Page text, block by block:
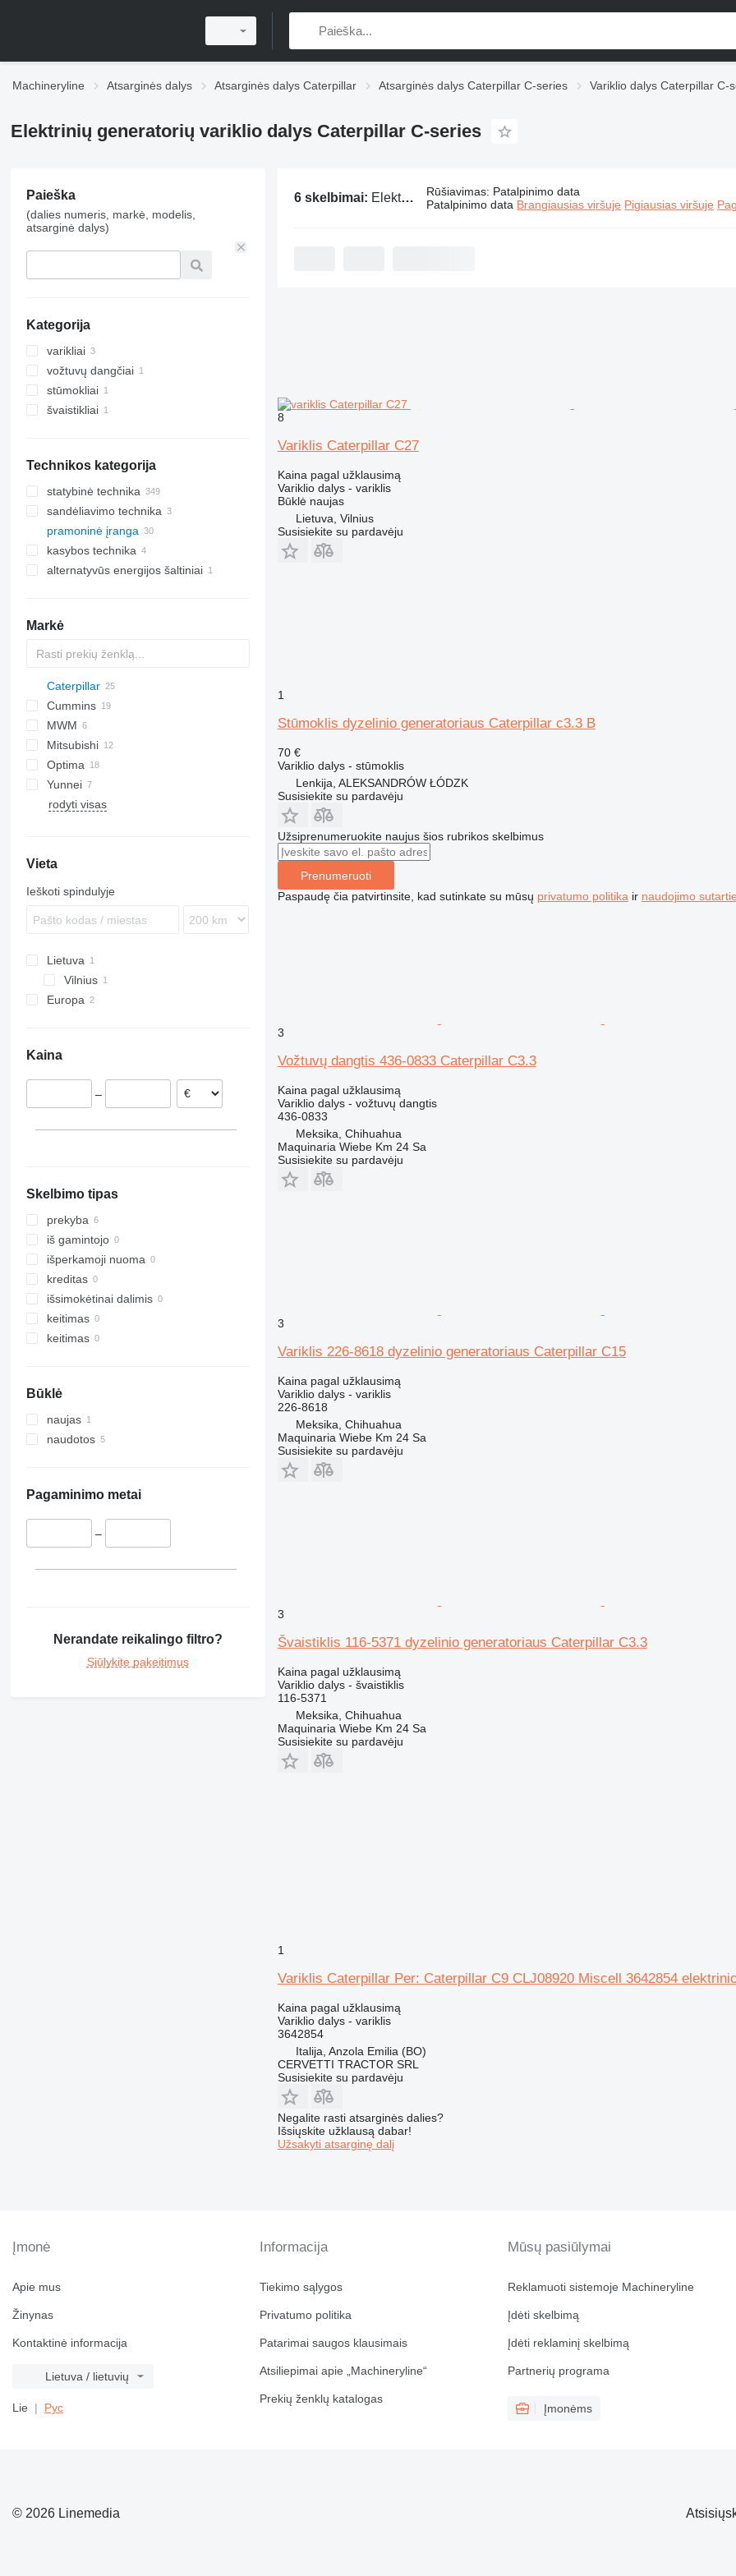
Machineryline Atsarginės dalys Atsarginės dalys Caterpillar Atsarginės dalys Caterpillar C-series Variklio dalys Caterpillar C-
Elektrinių generatorių variklio dalys Caterpillar C-series
Paieška
(dalies numeris, markė, modelis,
atsarginė dalys)
Kategorija
varikliai
vožtuvų dangčiai
stūmokliai
švaistikliai
Technikos kategorija
statybinė technika
ekskavatoriai
ekskavatoriai-krautuvai
midi ekskavatoriai
mini ekskavatoriai
kranai
betonavimo technika
betonvežiai
žemės darbų technika
teleskopiniai frontaliniai
krautuvai
vikšriniai krautuvai
vikšriniai minikrautuvai
sandėliavimo technika
šakiniai krautuvai
dyzeliniai krautuvai
teleskopiniai krautuvai
pramoninė įranga
elektriniai generatoriai
dyzeliniai generatoriai
kita pramoninė įranga
kasybos technika
smėlio karjerų technika
alternatyvūs energijos šaltiniai
Markė
XRHS
XRVS
Caterpillar
C-series
G-series
GP
Cummins
KTA
MWM
Mitsubishi
Optima
Yunnei
rodyti visas
Vieta
Ieškoti spindulyje
Lietuva
Vilnius
Europa
Kaina
–
Skelbimo tipas
prekyba
iš gamintojo
išperkamoji nuoma
kreditas
išsimokėtinai dalimis
keitimas
keitimas
Būklė
naujas
naudotos
Pagaminimo metai
–
Nerandate reikalingo filtro?
Siūlykite pakeitimus
6 skelbimai: Elektrinių generatorių variklio dalys Caterpillar C-series Rūšiavimas: Patalpinimo data
Patalpinimo data Brangiausias viršuje Pigiausias viršuje
8
Variklis Caterpillar C27
Kaina pagal užklausimą
Variklio dalys - variklis
Būklėnaujas
Lietuva, Vilnius
Susisiekite su pardavėju
1
Stūmoklis dyzelinio generatoriaus Caterpillar c3.3 B
70 €
Variklio dalys - stūmoklis
Lenkija, ALEKSANDRÓW ŁÓDZK
Susisiekite su pardavėju
Užsiprenumeruokite naujus šios rubrikos skelbimus
Prenumeruoti
Paspaudę čia patvirtinsite, kad sutinkate su mūsų privatumo politika ir naudojimo
3
Vožtuvų dangtis 436-0833 Caterpillar C3.3
Kaina pagal užklausimą
Variklio dalys - vožtuvų dangtis
436-0833
Meksika, Chihuahua
Maquinaria Wiebe Km 24 Sa
Susisiekite su pardavėju
3
Variklis 226-8618 dyzelinio generatoriaus Caterpillar C15
Kaina pagal užklausimą
Variklio dalys - variklis
226-8618
Meksika, Chihuahua
Maquinaria Wiebe Km 24 Sa
Susisiekite su pardavėju
3
Švaistiklis 116-5371 dyzelinio generatoriaus Caterpillar C3.3
Kaina pagal užklausimą
Variklio dalys - švaistiklis
116-5371
Meksika, Chihuahua
Maquinaria Wiebe Km 24 Sa
Susisiekite su pardavėju
1
Variklis Caterpillar Per: Caterpillar C9 CLJ08920 Miscell 3642854
Kaina pagal užklausimą
Variklio dalys - variklis
3642854
Italija, Anzola Emilia (BO)
CERVETTI TRACTOR SRL
Susisiekite su pardavėju
Negalite rasti atsarginės dalies?
Išsiųskite užklausą dabar!
Užsakyti atsarginę dalį
Įmonė
Apie mus
Žinynas
Kontaktinė informacija
Lietuva / lietuvių
Lie Рус
Informacija
Tiekimo sąlygos
Privatumo politika
Patarimai saugos klausimais
Atsiliepimai apie „Machineryline“
Prekių ženklų katalogas
Mūsų pasiūlymai
Reklamuoti sistemoje Machineryline
Įdėti skelbimą
Įdėti reklaminį skelbimą
Partnerių programa
Įmonėms
© 2026 Linemedia